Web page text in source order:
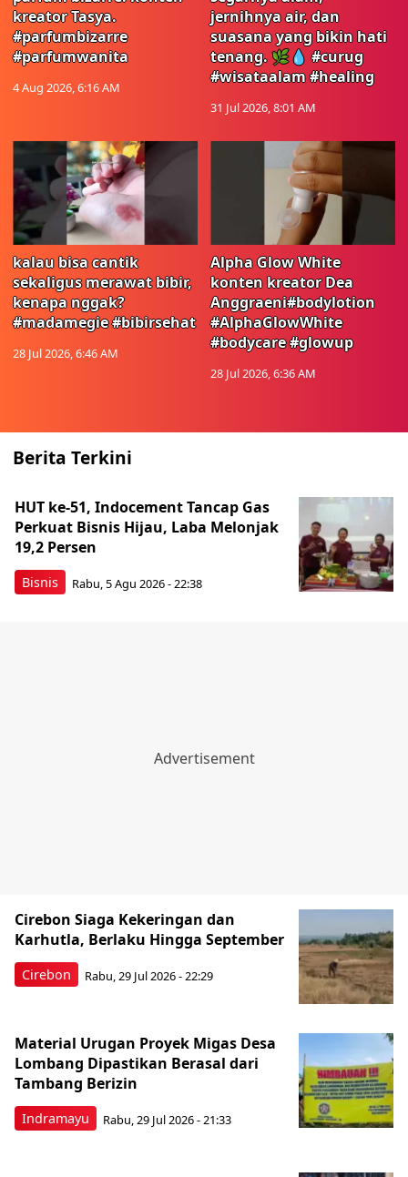
kreator Tasya.
#parfumbizarre
#parfumwanita
4 Aug 2026, 6:16 AM
jernihnya air, dan
suasana yang bikin hati
tenang. 🌿💧 #curug
#wisataalam #healing
31 Jul 2026, 8:01 AM
kalau bisa cantik
sekaligus merawat bibir,
kenapa nggak?
#madamegie #bibirsehat
28 Jul 2026, 6:46 AM
Alpha Glow White
konten kreator Dea
Anggraeni#bodylotion
#AlphaGlowWhite
#bodycare #glowup
28 Jul 2026, 6:36 AM
Berita Terkini
Bisnis
HUT ke-51, Indocement Tancap Gas
Perkuat Bisnis Hijau, Laba Melonjak
19,2 Persen
Rabu, 5 Agu 2026 - 22:38
Cirebon
Cirebon Siaga Kekeringan dan
Karhutla, Berlaku Hingga September
Rabu, 29 Jul 2026 - 22:29
Indramayu
Material Urugan Proyek Migas Desa
Lombang Dipastikan Berasal dari
Tambang Berizin
Rabu, 29 Jul 2026 - 21:33